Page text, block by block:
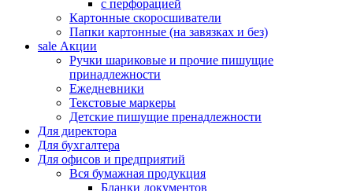
с перфорацией
Картонные скоросшиватели
Папки картонные (на завязках и без)
sale Акции
Ручки шариковые и прочие пишущие
принадлежности
Ежедневники
Текстовые маркеры
Детские пишущие пренадлежности
Для директора
Для бухгалтера
Для офисов и предприятий
Вся бумажная продукция
Бланки документов